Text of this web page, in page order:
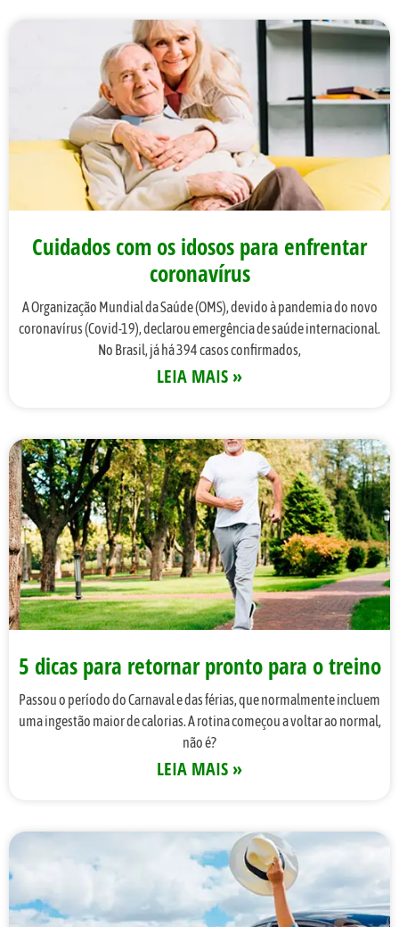
Cuidados com os idosos para enfrentar
coronavírus
A Organização Mundial da Saúde (OMS), devido à pandemia do novo
coronavírus (Covid-19), declarou emergência de saúde internacional.
No Brasil, já há 394 casos confirmados,
LEIA MAIS »
5 dicas para retornar pronto para o treino
Passou o período do Carnaval e das férias, que normalmente incluem
uma ingestão maior de calorias. A rotina começou a voltar ao normal,
não é?
LEIA MAIS »